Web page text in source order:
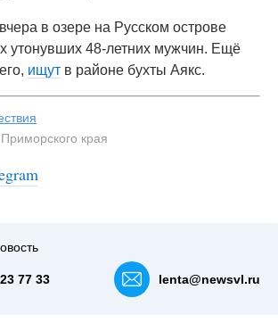
в озере на Русском острове
утонувших 48-летних мужчин. Ещё
ищут в районе бухты Аякс.
края
77 33 lenta@newsvl.ru